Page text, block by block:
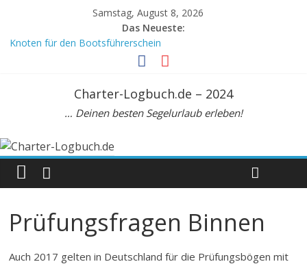
Samstag, August 8, 2026
Das Neueste:
Knoten für den Bootsführerschein
Meilenbuch Segeln, A5. Zur Seemeilenbestätigung
Beaufortskala: Tabelle zur Umrechnung Windstärke Knoten km/h
Charter-Logbuch.de – 2024
… Deinen besten Segelurlaub erleben!
Prüfungsfragen Binnen
Auch 2017 gelten in Deutschland für die Prüfungsbögen mit